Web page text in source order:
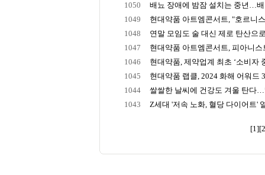
1050
배뇨 장애에 밤잠 설치는 중년…
1049
현대약품 아트엠콘서트, "호르니
1048
연말 모임도 술 대신 제로 탄산으
1047
현대약품 아트엠콘서트, 피아니스
1046
현대약품, 제약업계 최초 ‘소비자
1045
현대약품 랩클, 2024 화해 어워드
1044
쌀쌀한 날씨에 건강도 겨울 탄다
1043
Z세대 '저속 노화, 혈당 다이어트'
[1]